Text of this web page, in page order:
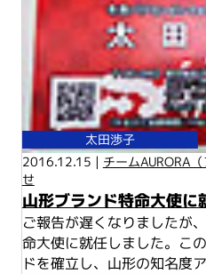
太田渉子
2016.12.15 | チームAURORA（
せ
山形ブランド特命大使に
ご報告が遅くなりましたが
命大使に就任しました。こ
ドを確立し、山形の知名度